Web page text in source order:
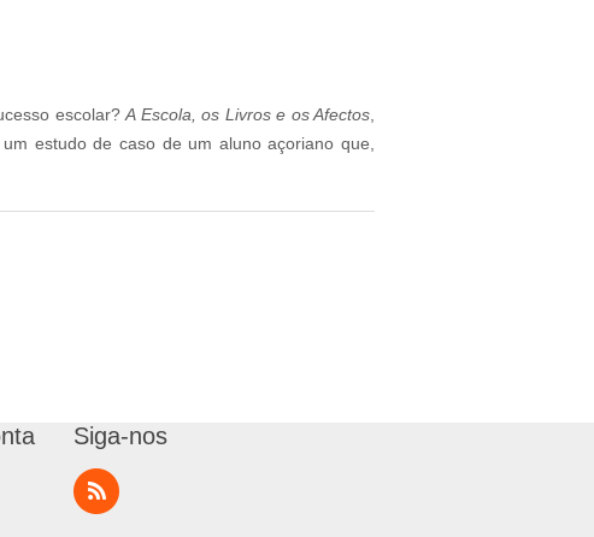
escolar? A Escola, os Livros e os Afectos
estudo de caso de um aluno açoriano que,
Siga-nos